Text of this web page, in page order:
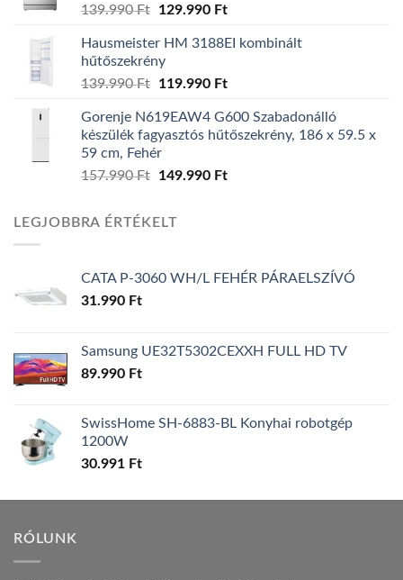
139.990Ft
Original
was:
139.990 Ft.
129.990 FtCurrent
is:
Hausmeister HM 3188EI kombinált
hűtőszekrény
139.990Ft
Original
was:
139.990 Ft.
119.990 FtCurrent
is:
119.990 Ft.
Gorenje N619EAW4 G600 Szabadonálló
készülék fagyasztós hűtőszekrény, 186 x 59.5 x
59 cm, Fehér
157.990Ft
Original
157.990 Ft.
149.990 FtCurrent
LEGJOBBRA ÉRTÉKELT
CATA P-3060 WH/L FEHÉR PÁRAELSZÍVÓ
31.990 Ft
Samsung UE32T5302CEXXH FULL HD TV
89.990 Ft
SwissHome SH-6883-BL Konyhai robotgép
1200W
30.991 Ft
RÓLUNK